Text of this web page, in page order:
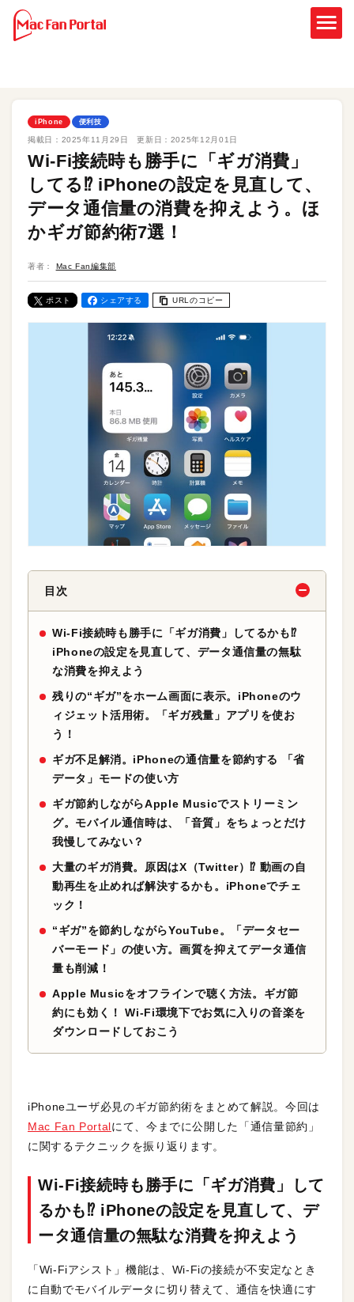
iPhone 便利技
掲載日： 2025年11月29日 更新日： 2025年12月01日
Wi-Fi接続時も勝手に「ギガ消費」
してる⁉︎ iPhoneの設定を見直して、
データ通信量の消費を抑えよう。ほ
かギガ節約術7選！
著者： Mac Fan編集部
ポスト シェアする URLのコピー
目次
Wi-Fi接続時も勝手に「ギガ消費」してるかも⁉︎
iPhoneの設定を見直して、データ通信量の無駄
な消費を抑えよう
残りの“ギガ”をホーム画面に表示。iPhoneのウ
ィジェット活用術。「ギガ残量」アプリを使お
う！
ギガ不足解消。iPhoneの通信量を節約する 「省
データ」モードの使い方
ギガ節約しながらApple Musicでストリーミン
グ。モバイル通信時は、「音質」をちょっとだけ
我慢してみない？
大量のギガ消費。原因はX（Twitter）⁉︎ 動画の自
動再生を止めれば解決するかも。iPhoneでチェ
ック！
“ギガ”を節約しながらYouTube。「データセー
バーモード」の使い方。画質を抑えてデータ通信
量も削減！
Apple Musicをオフラインで聴く方法。ギガ節
約にも効く！ Wi-Fi環境下でお気に入りの音楽を
ダウンロードしておこう
iPhoneユーザ必見のギガ節約術をまとめて解説。今回は
Mac Fan Portalにて、今までに公開した「通信量節約」
に関するテクニックを振り返ります。
Wi-Fi接続時も勝手に「ギガ消費」して
るかも⁉︎ iPhoneの設定を見直して、デ
ータ通信量の無駄な消費を抑えよう
「Wi-Fiアシスト」機能は、Wi-Fiの接続が不安定なとき
に自動でモバイルデータに切り替えて、通信を快適にす